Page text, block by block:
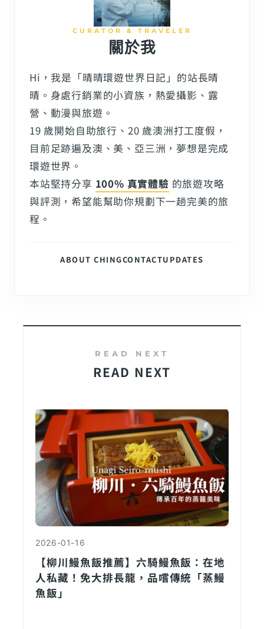
CURATOR & TRAVELER
關於我
Hi，我是「晴晴環遊世界日記」的站長晴
晴。身處行銷業的小資族，熱愛攝影、露
營、動漫與旅遊。
19 歲開始自助旅行、20 歲澳洲打工度假，
目前足跡遍及澳、美、亞三洲，夢想是完成
環遊世界。
本站堅持分享 100% 真實體驗 的旅遊攻略
與評測，希望能幫助你規劃下一趟完美的旅
程。
ABOUT CHINGCONTACTUPDATES
READ NEXT
2026-01-16
【柳川鰻魚飯推薦】六騎鰻魚飯：在地
人私藏！免大排長龍，品嚐傳統「蒸鰻
魚飯」